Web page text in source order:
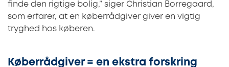
finde den rigtige bolig,” siger Christian Borregaard,
som erfarer, at en køberrådgiver giver en vigtig
tryghed hos køberen.
Køberrådgiver = en ekstra forskring